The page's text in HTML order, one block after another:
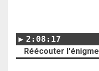
2:08:17
Réécouter l'énigme